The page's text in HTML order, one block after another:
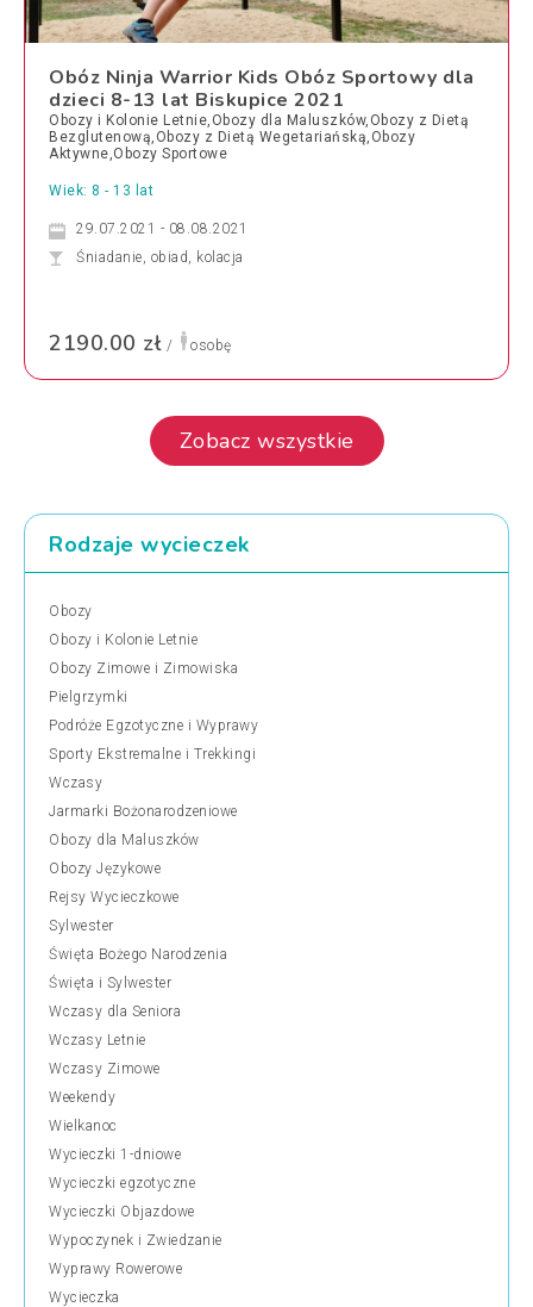
Obóz Ninja Warrior Kids Obóz Sportowy dla
dzieci 8-13 lat Biskupice 2021
Obozy i Kolonie Letnie,Obozy dla Maluszków,Obozy z Dietą
Bezglutenową,Obozy z Dietą Wegetariańską,Obozy
Aktywne,Obozy Sportowe
Wiek: 8 - 13 lat
29.07.2021 - 08.08.2021
Śniadanie, obiad, kolacja
2190.00 zł / osobę
Zobacz wszystkie
Rodzaje wycieczek
Obozy
Obozy i Kolonie Letnie
Obozy Zimowe i Zimowiska
Pielgrzymki
Podróże Egzotyczne i Wyprawy
Sporty Ekstremalne i Trekkingi
Wczasy
Jarmarki Bożonarodzeniowe
Obozy dla Maluszków
Obozy Językowe
Rejsy Wycieczkowe
Sylwester
Święta Bożego Narodzenia
Święta i Sylwester
Wczasy dla Seniora
Wczasy Letnie
Wczasy Zimowe
Weekendy
Wielkanoc
Wycieczki 1-dniowe
Wycieczki egzotyczne
Wycieczki Objazdowe
Wypoczynek i Zwiedzanie
Wyprawy Rowerowe
Wycieczka